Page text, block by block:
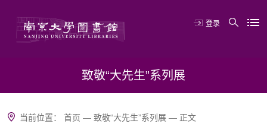
登录
致敬“大先生”系列展
当前位置：首页 —致敬“大先生”系列展 — 正文